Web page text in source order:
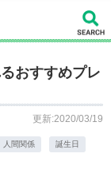
おすすめプレ
更新:2020/03/19
人間関係 誕生日